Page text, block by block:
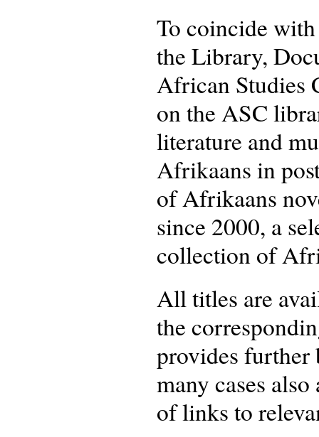
To coincide
the Library,
African Studies
on the ASC
literature and
Afrikaans in
of Afrikaans
since 2000, a
collection of
All titles are
the
provides further
many cases
of links to